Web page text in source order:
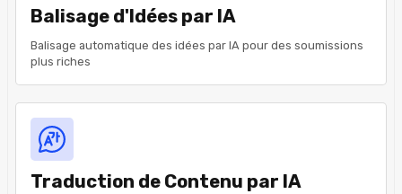
Balisage d'Idées par IA
Balisage automatique des idées par IA pour des soumissions
plus riches
Traduction de Contenu par IA